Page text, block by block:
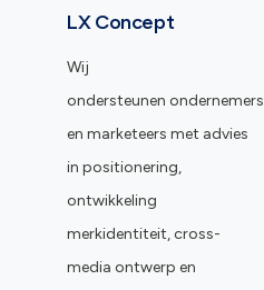
LX Concept
Wij
ondersteunen ondernemers
en marketeers met advies
in positionering,
ontwikkeling
merkidentiteit, cross-
media ontwerp en